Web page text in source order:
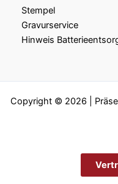
Stempel
Gravurservice
Hinweis
Copyright © 2026 |